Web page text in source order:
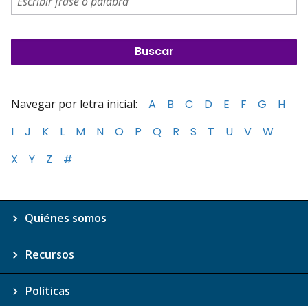
Navegar por letra inicial: A B C D E F G
H
I
J K L M N O P Q R S T U V
W
X
Y Z #
Quiénes somos
Recursos
Políticas